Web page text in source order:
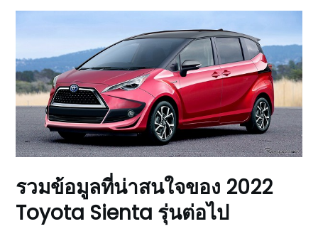
รวมข้อมูลที่น่าสนใจของ 2022
Toyota Sienta รุ่นต่อไป